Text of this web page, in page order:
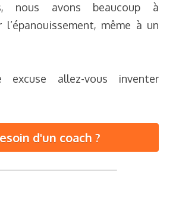
nous avons beaucoup à
l’épanouissement, même à un
excuse allez-vous inventer
d'un coach ?